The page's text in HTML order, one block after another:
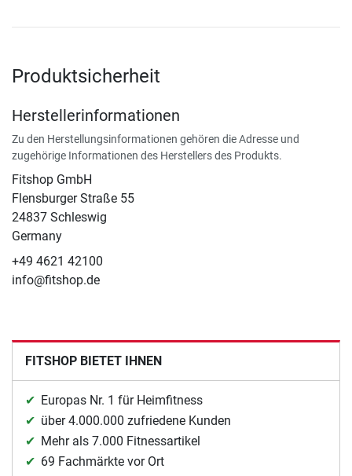
Produktsicherheit
Herstellerinformationen
Zu den Herstellungsinformationen gehören die Adresse und
zugehörige Informationen des Herstellers des Produkts.
Fitshop GmbH
Flensburger Straße 55
24837 Schleswig
Germany
+49 4621 42100
info@fitshop.de
FITSHOP BIETET IHNEN
Europas Nr. 1 für Heimfitness
über 4.000.000 zufriedene Kunden
Mehr als 7.000 Fitnessartikel
69 Fachmärkte vor Ort